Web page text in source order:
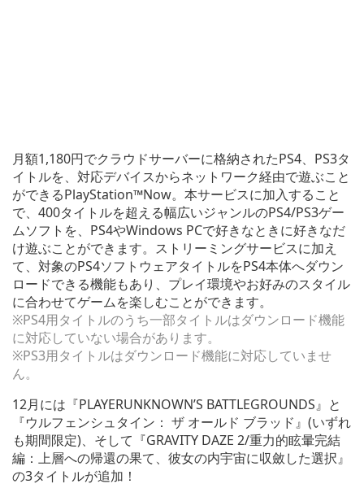
月額1,180円でクラウドサーバーに格納されたPS4、PS3タ
イトルを、対応デバイスからネットワーク経由で遊ぶこと
ができるPlayStation™Now。本サービスに加入すること
で、400タイトルを超える幅広いジャンルのPS4/PS3ゲー
ムソフトを、PS4やWindows PCで好きなときに好きなだ
け遊ぶことができます。ストリーミングサービスに加え
て、対象のPS4ソフトウェアタイトルをPS4本体へダウン
ロードできる機能もあり、プレイ環境やお好みのスタイル
に合わせてゲームを楽しむことができます。
※PS4用タイトルのうち一部タイトルはダウンロード機能
に対応していない場合があります。
※PS3用タイトルはダウンロード機能に対応していませ
ん。
12月には『PLAYERUNKNOWN’S BATTLEGROUNDS』と
『ウルフェンシュタイン： ザ オールド ブラッド』(いずれ
も期間限定)、そして『GRAVITY DAZE 2/重力的眩暈完結
編：上層への帰還の果て、彼女の内宇宙に収斂した選択』
の3タイトルが追加！